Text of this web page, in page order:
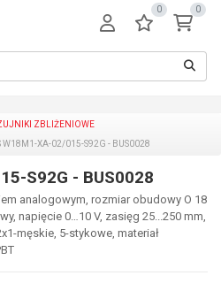
0 0
ZBLIŻENIOWE
W18M1-XA-02/015-S92G - BUS0028
S92G - BUS0028
analogowym, rozmiar obudowy O 18
napięcie 0…10 V, zasięg 25...250 mm,
męskie, 5-stykowe, materiał